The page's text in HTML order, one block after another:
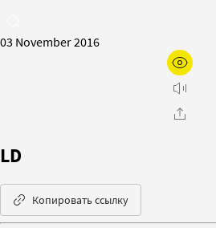
03 November 2016
LD
Копировать ссылку